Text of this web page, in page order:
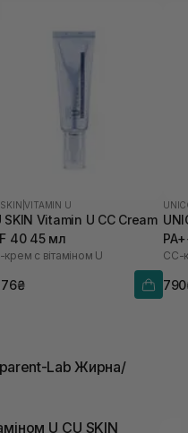
|VITAMIN U
SKIN Vitamin U CC Cream
40 45 мл
с вітаміном U
Lab Жирна/
U CU SKIN